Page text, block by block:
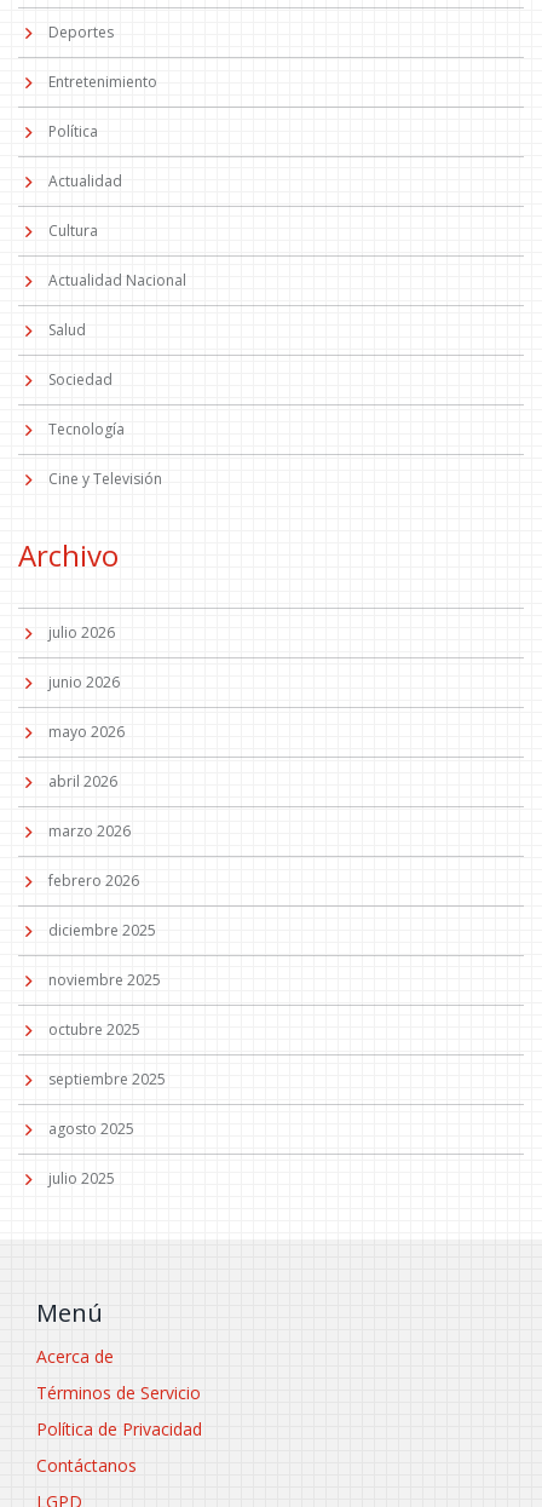
Deportes
Entretenimiento
Política
Actualidad
Cultura
Actualidad Nacional
Salud
Sociedad
Tecnología
Cine y Televisión
Archivo
julio 2026
junio 2026
mayo 2026
abril 2026
marzo 2026
febrero 2026
diciembre 2025
noviembre 2025
octubre 2025
septiembre 2025
agosto 2025
julio 2025
Menú
Acerca de
Términos de Servicio
Política de Privacidad
Contáctanos
LGPD